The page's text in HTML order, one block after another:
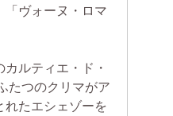
「ヴォーヌ・ロマ
ルティエ・ド・
たつのクリマがア
れたエシェゾーを